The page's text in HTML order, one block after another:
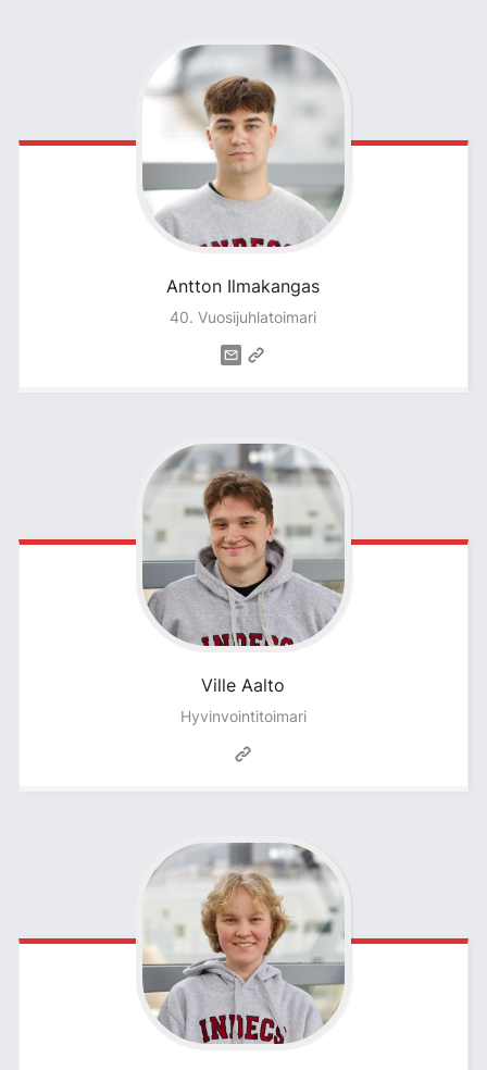
Antton Ilmakangas
40. Vuosijuhlatoimari
Ville Aalto
Hyvinvointitoimari